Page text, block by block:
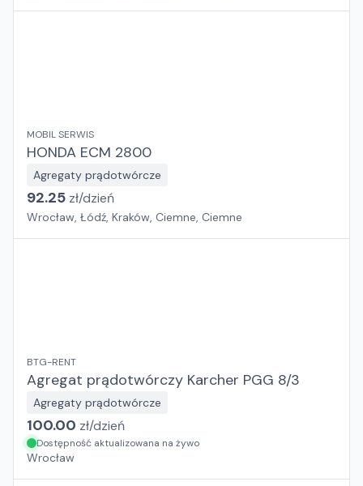
MOBIL SERWIS
HONDA ECM 2800
Agregaty prądotwórcze
92.25 zł/dzień
Wrocław, Łódź, Kraków, Ciemne, Ciemne
BTG-RENT
Agregat prądotwórczy Karcher PGG 8/3
Agregaty prądotwórcze
100.00 zł/dzień
Dostępność aktualizowana na żywo
Wrocław